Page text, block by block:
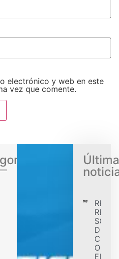
electrónico y web en este
vez que comente.
EL